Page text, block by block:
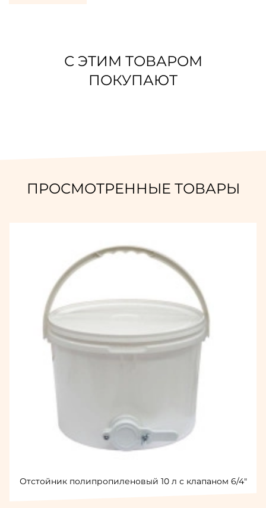
С ЭТИМ ТОВАРОМ
ПОКУПАЮТ
ПРОСМОТРЕННЫЕ ТОВАРЫ
Отстойник полипропиленовый 10 л с клапаном 6/4"